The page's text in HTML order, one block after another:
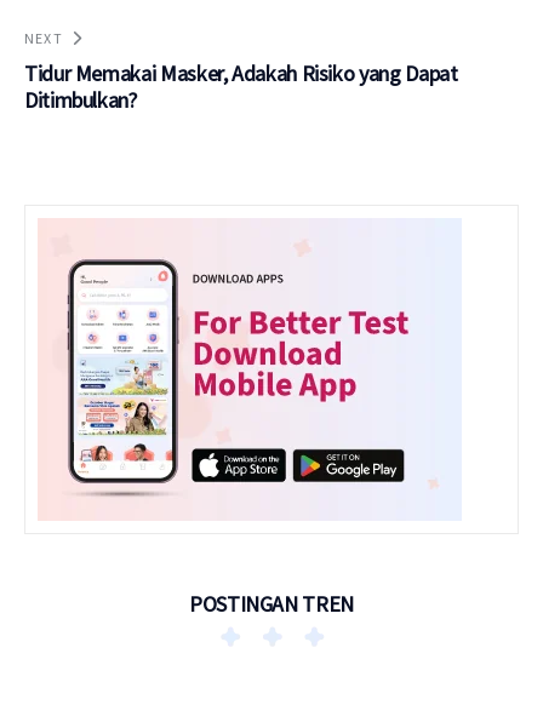
NEXT
Tidur Memakai Masker, Adakah Risiko yang Dapat
Ditimbulkan?
POSTINGAN TREN